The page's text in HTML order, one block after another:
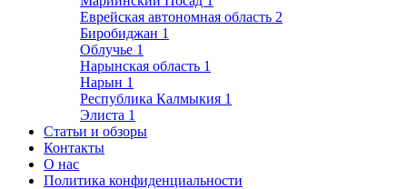
Еврейская автономная область 2
Биробиджан 1
Облучье 1
Нарынская область 1
Нарын 1
Республика Калмыкия 1
Элиста 1
Статьи и обзоры
Контакты
О нас
Политика конфиденциальности